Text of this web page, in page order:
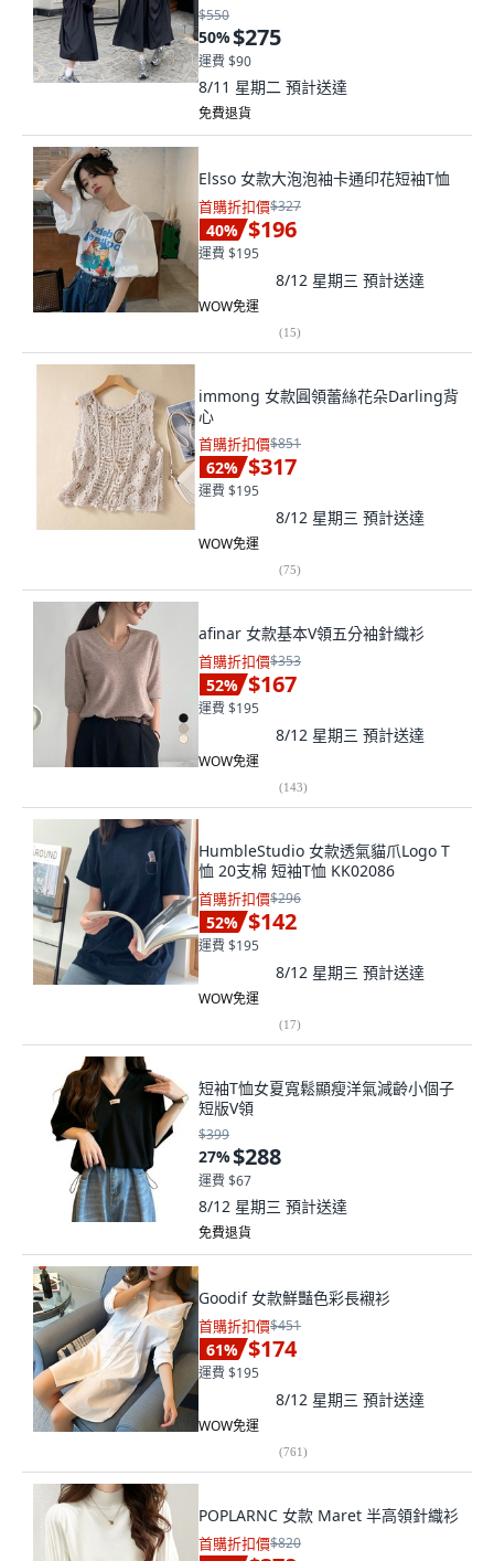
$550
50%$275
運費 $90
8/11 星期二 預計送達
免費退貨
Elsso 女款大泡泡袖卡通印花短袖T恤
首購折扣價$327
40% $196
運費 $195
8/12 星期三 預計送達
WOW免運
(15)
immong 女款圓領蕾絲花朵Darling背
心
首購折扣價$851
62% $317
運費 $195
8/12 星期三 預計送達
WOW免運
(75)
afinar 女款基本V領五分袖針織衫
首購折扣價$353
52% $167
運費 $195
8/12 星期三 預計送達
WOW免運
(143)
HumbleStudio 女款透氣貓爪Logo T
恤 20支棉 短袖T恤 KK02086
首購折扣價$296
52% $142
運費 $195
8/12 星期三 預計送達
WOW免運
(17)
短袖T恤女夏寬鬆顯瘦洋氣減齡小個子
短版V領
$399
27%$288
運費 $67
8/12 星期三 預計送達
免費退貨
Goodif 女款鮮豔色彩長襯衫
首購折扣價$451
61% $174
運費 $195
8/12 星期三 預計送達
WOW免運
(761)
POPLARNC 女款 Maret 半高領針織衫
首購折扣價$820